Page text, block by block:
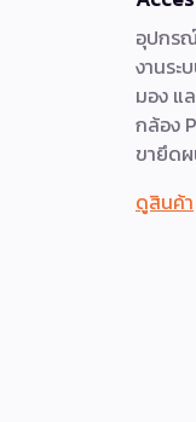
อุปกร
งานระ
มอง แ
กล้อง
ขายึดผ
ดูสินค้า